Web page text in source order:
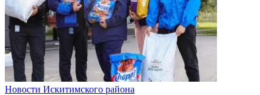
Новости Искитимского района